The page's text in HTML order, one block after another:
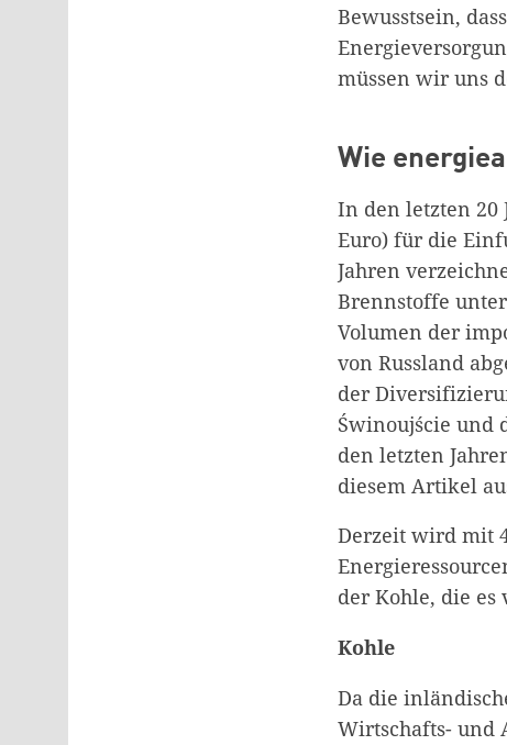
Bewusstsein,
müssen wir uns
Wie
In den letzten 20
Euro) für die
Jahren
Brennstoffe
Volumen der
von Russland
der
Świnoujście und
den letzten
diesem Artikel
Derzeit wird mit
der Kohle, die es
Kohle
Da die
Wirtschafts- und